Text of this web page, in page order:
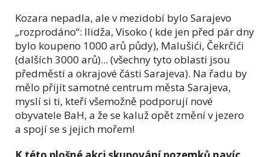
Kozara nepadla, ale v mezidobí bylo Sarajevo
„rozprodáno“: Ilidža, Visoko ( kde jen před pár dny
bylo koupeno 1000 arů půdy), Malušići, Čekrčići
(dalších 3000 arů)... (všechny tyto oblasti jsou
předměstí a okrajové části Sarajeva). Na řadu by
mělo přijít samotné centrum města Sarajeva,
myslí si ti, kteří všemožně podporují nové
obyvatele BaH, a že se kaluž opět změní v jezero
a spojí se s jejich mořem!